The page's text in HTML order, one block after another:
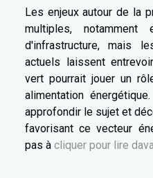
Les enjeux autour de la
multiples,
d'infrastructure, mais
actuels laissent
vert pourrait jouer un
alimentation
approfondir le sujet et
favorisant ce vecteur
pas à cliquer pour lire